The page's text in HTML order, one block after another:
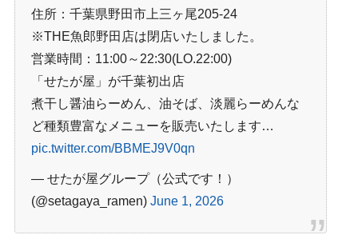
住所：千葉県野田市上三ヶ尾205-24
※THE魚郎野田店は閉店いたしました。
営業時間：11:00～22:30(LO.22:00)
「せたが屋」が千葉初出店
煮干し醤油らーめん、油そば、淡麗らーめんな
ど種類豊富なメニューを販売いたします…
pic.twitter.com/BBMEJ9V0qn
— せたが屋グループ（公式です！）
(@setagaya_ramen) June 1, 2026